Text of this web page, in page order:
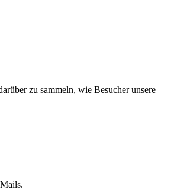
zu sammeln, wie Besucher unsere